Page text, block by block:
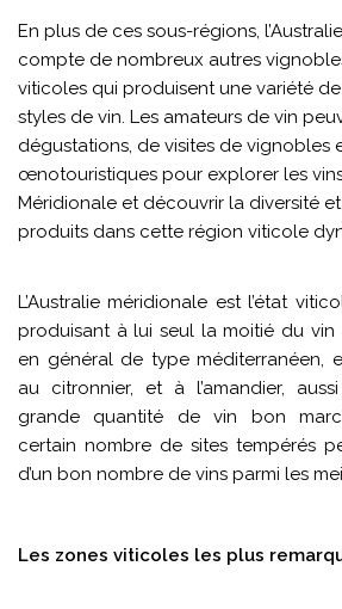
En plus de ces sous-régions,
compte de nombreux autres
viticoles qui produisent une variété
styles de vin. Les amateurs de vin
dégustations, de visites de vignobles
œnotouristiques pour explorer les vins
Méridionale et découvrir la diversité
produits dans cette région viticole
L’Australie méridionale est l’état
produisant à lui seul la moitié du vin
en général de type méditerranéen,
au citronnier, et à l’amandier,
grande quantité de vin bon
certain nombre de sites tempérés
d’un bon nombre de vins parmi les
Les zones viticoles les plus